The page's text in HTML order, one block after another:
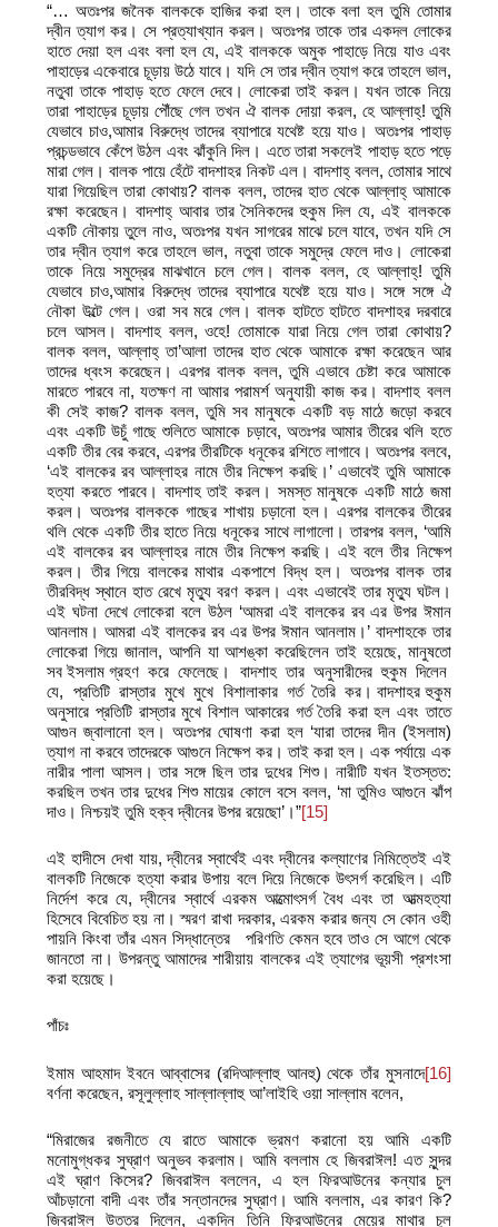
“… অতঃপর জনৈক বালককে হাজির করা হল। তাকে বলা হল তুমি তোমার
দ্বীন ত্যাগ কর। সে প্রত্যাখ্যান করল। অতঃপর তাকে তার একদল লোকের
হাতে দেয়া হল এবং বলা হল যে, এই বালককে অমুক পাহাড়ে নিয়ে যাও এবং
পাহাড়ের একেবারে চূড়ায় উঠে যাবে। যদি সে তার দ্বীন ত্যাগ করে তাহলে ভাল,
নতুবা তাকে পাহাড় হতে ফেলে দেবে। লোকেরা তাই করল। যখন তাকে নিয়ে
তারা পাহাড়ের চূড়ায় পৌঁছে গেল তখন ঐ বালক দোয়া করল, হে আল্লাহ্‌! তুমি
যেভাবে চাও,আমার বিরুদ্ধে তাদের ব্যাপারে যথেষ্ট হয়ে যাও। অতঃপর পাহাড়
প্রচন্ডভাবে কেঁপে উঠল এবং ঝাঁকুনি দিল। এতে তারা সকলেই পাহাড় হতে পড়ে
মারা গেল। বালক পায়ে হেঁটে বাদশাহর নিকট এল। বাদশাহ্‌ বলল, তোমার সাথে
যারা গিয়েছিল তারা কোথায়? বালক বলল, তাদের হাত থেকে আল্লাহ্‌ আমাকে
রক্ষা করেছেন। বাদশাহ্‌ আবার তার সৈনিকদের হুকুম দিল যে, এই বালককে
একটি নৌকায় তুলে নাও, অতঃপর যখন সাগরের মাঝে চলে যাবে, তখন যদি সে
তার দ্বীন ত্যাগ করে তাহলে ভাল, নতুবা তাকে সমুদ্রে ফেলে দাও। লোকেরা
তাকে নিয়ে সমুদ্রের মাঝখানে চলে গেল। বালক বলল, হে আল্লাহ্‌! তুমি
যেভাবে চাও,আমার বিরুদ্ধে তাদের ব্যাপারে যথেষ্ট হয়ে যাও। সঙ্গে সঙ্গে ঐ
নৌকা উল্টে গেল। ওরা সব মরে গেল। বালক হাটতে হাটতে বাদশাহর দরবারে
চলে আসল। বাদশাহ বলল, ওহে! তোমাকে যারা নিয়ে গেল তারা কোথায়?
বালক বলল, আল্লাহ্‌ তা’আলা তাদের হাত থেকে আমাকে রক্ষা করেছেন আর
তাদের ধ্বংস করেছেন। এরপর বালক বলল, তুমি এভাবে চেষ্টা করে আমাকে
মারতে পারবে না, যতক্ষণ না আমার পরামর্শ অনুযায়ী কাজ কর। বাদশাহ বলল
কী সেই কাজ? বালক বলল, তুমি সব মানুষকে একটি বড় মাঠে জড়ো করবে
এবং একটি উচুঁ গাছে শুলিতে আমাকে চড়াবে, অতঃপর আমার তীরের থলি হতে
একটি তীর বের করবে, এরপর তীরটিকে ধনূকের রশিতে লাগাবে। অতঃপর বলবে,
‘এই বালকের রব আল্লাহর নামে তীর নিক্ষেপ করছি।’ এভাবেই তুমি আমাকে
হত্যা করতে পারবে। বাদশাহ তাই করল। সমস্ত মানুষকে একটি মাঠে জমা
করল। অতঃপর বালককে গাছের শাখায় চড়ানো হল। এরপর বালকের তীরের
থলি থেকে একটি তীর হাতে নিয়ে ধনূকের সাথে লাগালো। তারপর বলল, ‘আমি
এই বালকের রব আল্লাহর নামে তীর নিক্ষেপ করছি। এই বলে তীর নিক্ষেপ
করল। তীর গিয়ে বালকের মাথার একপাশে বিদ্ধ হল। অতঃপর বালক তার
তীরবিদ্ধ স্থানে হাত রেখে মৃত্যু বরণ করল। এবং এভাবেই তার মৃত্যু ঘটল।
এই ঘটনা দেখে লোকেরা বলে উঠল ‘আমরা এই বালকের রব এর উপর ঈমান
আনলাম। আমরা এই বালকের রব এর উপর ঈমান আনলাম।’ বাদশাহকে তার
লোকেরা গিয়ে জানাল, আপনি যা আশঙ্কা করেছিলেন তাই হয়েছে, মানুষতো
সব ইসলাম গ্রহণ করে ফেলেছে। বাদশাহ তার অনুসারীদের হুকুম দিলেন
যে, প্রতিটি রাস্তার মুখে মুখে বিশালাকার গর্ত তৈরি কর। বাদশাহর হুকুম
অনুসারে প্রতিটি রাস্তার মুখে বিশাল আকারের গর্ত তৈরি করা হল এবং তাতে
আগুন জ্বালানো হল। অতঃপর ঘোষণা করা হল ‘যারা তাদের দীন (ইসলাম)
ত্যাগ না করবে তাদেরকে আগুনে নিক্ষেপ কর। তাই করা হল। এক পর্যায়ে এক
নারীর পালা আসল। তার সঙ্গে ছিল তার দুধের শিশু। নারীটি যখন ইতস্তত:
করছিল তখন তার দুধের শিশু মায়ের কোলে বসে বলল, ‘মা তুমিও আগুনে ঝাঁপ
দাও। নিশ্চয়ই তুমি হক্ব দ্বীনের উপর রয়েছো’।”[15]
এই হাদীসে দেখা যায়, দ্বীনের স্বার্থেই এবং দ্বীনের কল্যাণের নিমিত্তেই এই
বালকটি নিজেকে হত্যা করার উপায় বলে দিয়ে নিজেকে উৎসর্গ করেছিল। এটি
নির্দেশ করে যে, দ্বীনের স্বার্থে এরকম আত্মোৎসর্গ বৈধ এবং তা আত্মহত্যা
হিসেবে বিবেচিত হয় না। স্মরণ রাখা দরকার, এরকম করার জন্য সে কোন ওহী
পায়নি কিংবা তাঁর এমন সিদ্ধান্তের পরিণতি কেমন হবে তাও সে আগে থেকে
জানতো না। উপরন্তু আমাদের শারীয়ায় বালকের এই ত্যাগের ভূয়সী প্রশংসা
করা হয়েছে।
পাঁচঃ
ইমাম আহমাদ ইবনে আব্বাসের (রদিআল্লাহু আনহু) থেকে তাঁর মুসনাদে[16]
বর্ণনা করেছেন, রসূলুল্লাহ সাল্লাল্লাহু আ’লাইহি ওয়া সাল্লাম বলেন,
“মিরাজের রজনীতে যে রাতে আমাকে ভ্রমণ করানো হয় আমি একটি
মনোমুগ্ধকর সুঘ্রাণ অনুভব করলাম। আমি বললাম হে জিবরাঈল! এত সুন্দর
এই ঘ্রাণ কিসের? জিবরাঈল বললেন, এ হল ফিরআউনের কন্যার চুল
আঁচড়ানো বাদী এবং তাঁর সন্তানদের সুঘ্রাণ। আমি বললাম, এর কারণ কি?
জিবরাঈল উত্তর দিলেন, একদিন তিনি ফিরআউনের মেয়ের মাথার চুল